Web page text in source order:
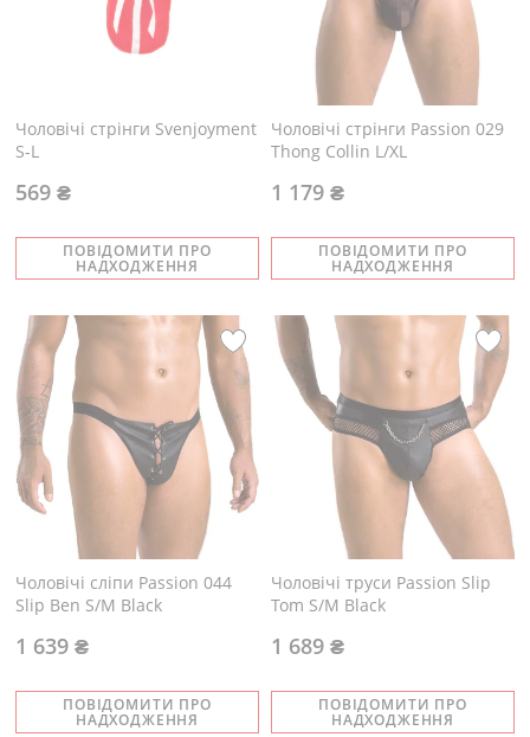
Чоловічі стрінги Svenjoyment
S-L
ПОВІДОМИТИ ПРО
НАДХОДЖЕННЯ
569 ₴
Чоловічі стрінги Passion 029
Thong Collin L/XL
ПОВІДОМИТИ ПРО
НАДХОДЖЕННЯ
1 179 ₴
Чоловічі сліпи Passion 044
Slip Ben S/M Black
ПОВІДОМИТИ ПРО
НАДХОДЖЕННЯ
1 639 ₴
Чоловічі труси Passion Slip
Tom S/M Black
ПОВІДОМИТИ ПРО
НАДХОДЖЕННЯ
1 689 ₴